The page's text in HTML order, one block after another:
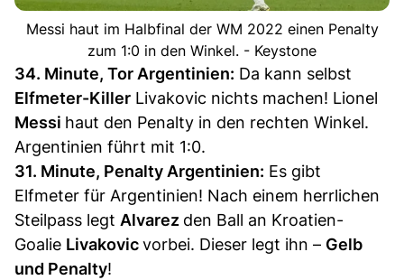
Messi haut im Halbfinal der WM 2022 einen Penalty
zum 1:0 in den Winkel. - Keystone
34. Minute, Tor Argentinien: Da kann selbst
Elfmeter-Killer Livakovic nichts machen! Lionel
Messi haut den Penalty in den rechten Winkel.
Argentinien führt mit 1:0.
31. Minute, Penalty Argentinien: Es gibt
Elfmeter für Argentinien! Nach einem herrlichen
Steilpass legt Alvarez den Ball an Kroatien-
Goalie Livakovicvorbei. Dieser legt ihn – Gelb
und Penalty!